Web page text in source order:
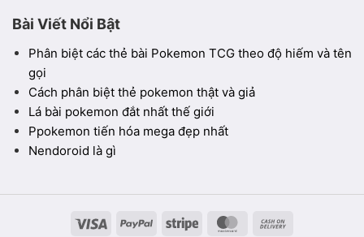
Bài Viết Nổi Bật
Phân biệt các thẻ bài Pokemon TCG theo độ hiếm và tên
gọi
Cách phân biệt thẻ pokemon thật và giả
Lá bài pokemon đắt nhất thế giới
Ppokemon tiến hóa mega đẹp nhất
Nendoroid là gì
Visa PayPal Stripe MasterCard